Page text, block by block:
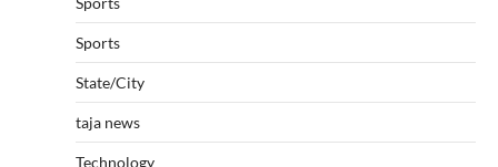
Sports
State/City
taja news
Technology